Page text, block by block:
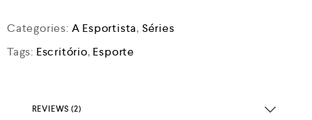
out of 5
Categories: A Esportista, Séries
Tags: Escritório, Esporte
REVIEWS (2)